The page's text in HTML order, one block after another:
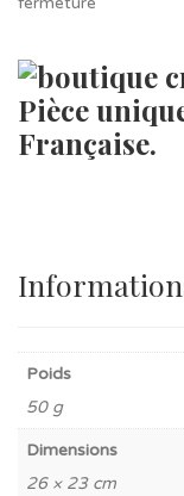
Pièce
Française.
Poids
50 g
Dimensions
26 × 23 cm